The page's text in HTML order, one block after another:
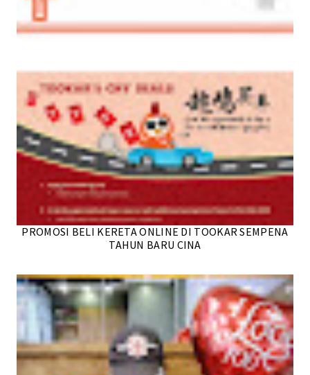
PROMOSI BELI KERETA ONLINE DI TOOKAR SEMPENA
TAHUN BARU CINA